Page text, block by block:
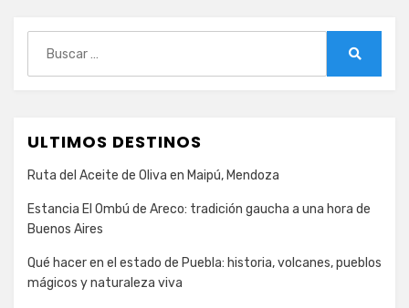
ULTIMOS DESTINOS
Ruta del Aceite de Oliva en Maipú, Mendoza
Estancia El Ombú de Areco: tradición gaucha a una hora de
Buenos Aires
Qué hacer en el estado de Puebla: historia, volcanes, pueblos
mágicos y naturaleza viva